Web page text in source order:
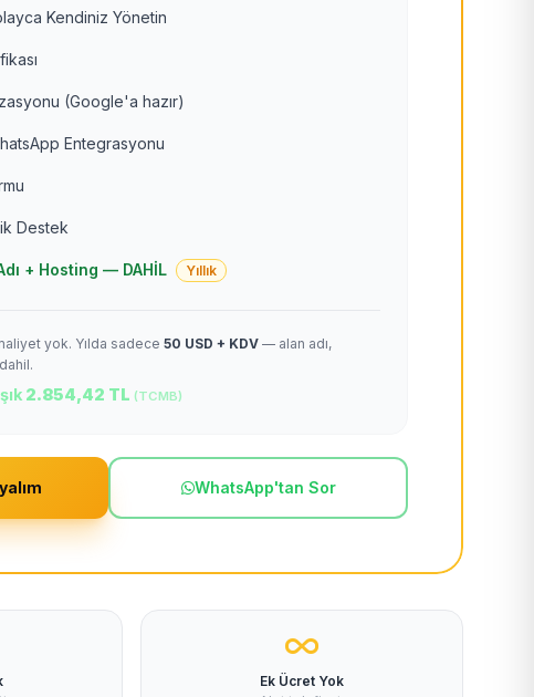
Kendiniz Yönetin
(Google'a hazır)
Entegrasyonu
Destek
+ Hosting — DAHİL Yıllık
yok. Yılda sadece 50 USD + KDV — alan adı,
2.854,42 TL (TCMB)
WhatsApp'tan Sor
Ek Ücret Yok